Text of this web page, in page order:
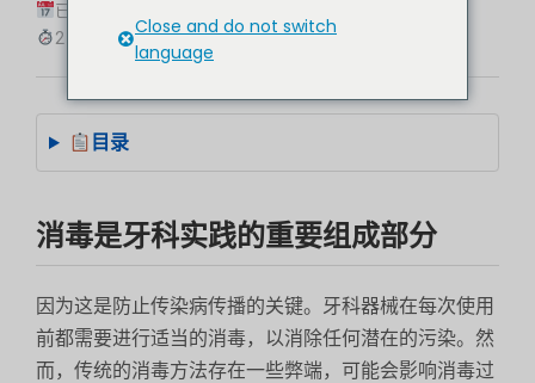
已更新：2025-08-26
2 分钟阅读
目录
消毒是牙科实践的重要组成部分
因为这是防止传染病传播的关键。牙科器械在每次使用
前都需要进行适当的消毒，以消除任何潜在的污染。然
而，传统的消毒方法存在一些弊端，可能会影响消毒过
Close and do not switch
language